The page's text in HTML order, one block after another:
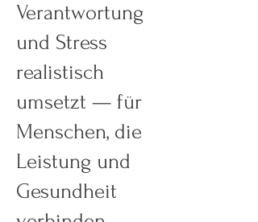
Verantwortung
und Stress
realistisch
umsetzt — für
Menschen, die
Leistung und
Gesundheit